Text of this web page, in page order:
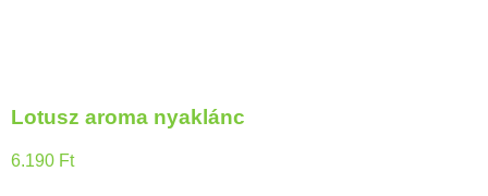
Lotusz aroma nyaklánc
6.190 Ft